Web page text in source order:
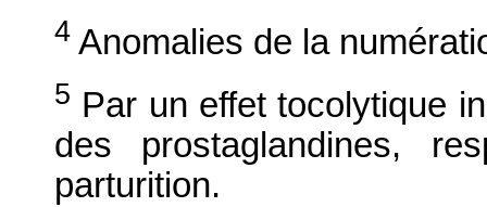
4 Anomalies de la
5 Par un effet tocolytique
des prostaglandines,
parturition.